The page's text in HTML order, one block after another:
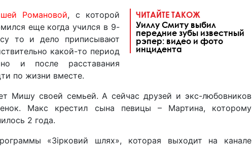
ЧИТАЙТЕ ТАКОЖ
Уиллу Смиту выбил
передние зубы известный
рэпер: видео и фото
инцидента
Романовой, с которой
еще когда учился в 9-
то и дело приписывают
какой-то период
но и после расставания
по жизни вместе.
Мишу своей семьей. А сейчас друзей и экс-любовников
Макс крестил сына певицы – Мартина, которому
2 года.
«Зірковий шлях», которая выходит на канале